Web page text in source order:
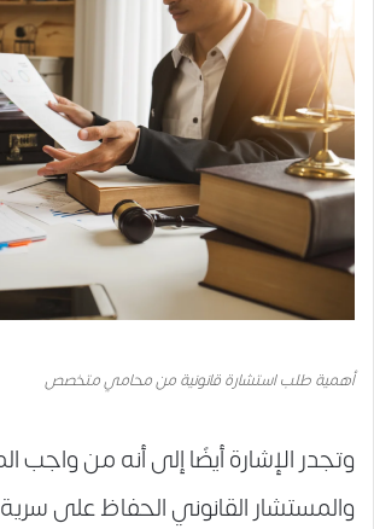
أهمية طلب استشارة قانونية من محامي متخصص
وتجدر الإشارة أيضًا إلى أنه من واجب
والمستشار القانوني الحفاظ على